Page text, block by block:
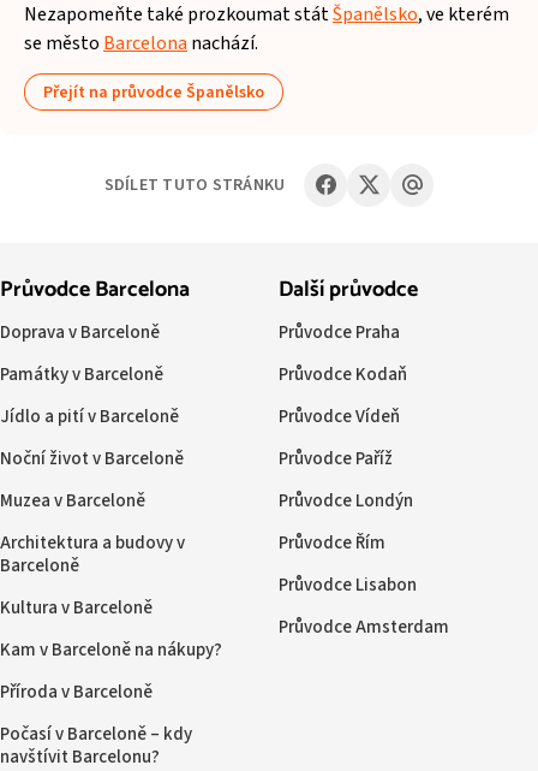
Nezapomeňte také prozkoumat státŠpanělsko, ve kterém
se město Barcelona nachází.
Přejít na průvodce Španělsko
SDÍLET TUTO STRÁNKU
Průvodce Barcelona
Doprava v Barceloně
Památky v Barceloně
Jídlo a pití v Barceloně
Noční život v Barceloně
Muzea v Barceloně
Architektura a budovy v
Barceloně
Kultura v Barceloně
Kam v Barceloně na nákupy?
Příroda v Barceloně
Počasí v Barceloně – kdy
navštívit Barcelonu?
Další průvodce
Průvodce Praha
Průvodce Kodaň
Průvodce Vídeň
Průvodce Paříž
Průvodce Londýn
Průvodce Řím
Průvodce Lisabon
Průvodce Amsterdam